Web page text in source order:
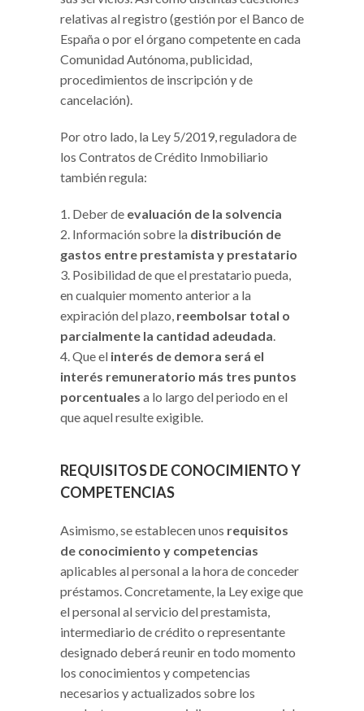
relativas al registro (gestión por el Banco de
España o por el órgano competente en cada
Comunidad Autónoma, publicidad,
procedimientos de inscripción y de
cancelación).
Por otro lado, la Ley 5/2019, reguladora de
los Contratos de Crédito Inmobiliario
también regula:
Deber de evaluación de la solvencia
Información sobre la distribución de
gastos entre prestamista y prestatario
Posibilidad de que el prestatario pueda,
en cualquier momento anterior a la
expiración del plazo, reembolsar total o
parcialmente la cantidad adeudada.
Que el interés de demora será el
interés remuneratorio más tres puntos
porcentuales a lo largo del periodo en el
que aquel resulte exigible.
REQUISITOS DE CONOCIMIENTO Y
COMPETENCIAS
Asimismo, se establecen unos requisitos
de conocimiento y competencias
aplicables al personal a la hora de conceder
préstamos. Concretamente, la Ley exige que
el personal al servicio del prestamista,
intermediario de crédito o representante
designado deberá reunir en todo momento
los conocimientos y competencias
necesarios y actualizados sobre los